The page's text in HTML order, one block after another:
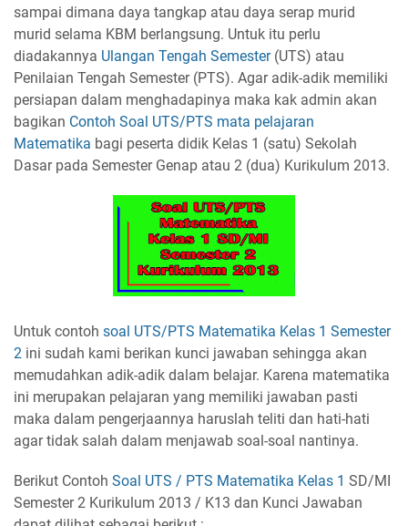
sampai dimana daya tangkap atau daya serap murid
murid selama KBM berlangsung. Untuk itu perlu
diadakannya Ulangan Tengah Semester(UTS) atau
Penilaian Tengah Semester (PTS). Agar adik-adik memiliki
persiapan dalam menghadapinya maka kak admin akan
bagikan Contoh Soal UTS/PTS mata pelajaran
Matematika bagi peserta didik Kelas 1 (satu) Sekolah
Dasar pada Semester Genap atau 2 (dua) Kurikulum 2013.
Untuk contoh soal UTS/PTS Matematika Kelas 1 Semester
2 ini sudah kami berikan kunci jawaban sehingga akan
memudahkan adik-adik dalam belajar. Karena matematika
ini merupakan pelajaran yang memiliki jawaban pasti
maka dalam pengerjaannya haruslah teliti dan hati-hati
agar tidak salah dalam menjawab soal-soal nantinya.
Berikut Contoh Soal UTS / PTS Matematika Kelas 1 SD/MI
Semester 2 Kurikulum 2013 / K13 dan Kunci Jawaban